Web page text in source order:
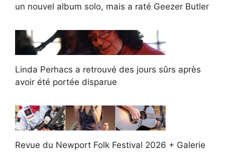
un nouvel album solo, mais a raté Geezer Butler
Linda Perhacs a retrouvé des jours sûrs après
avoir été portée disparue
Revue du Newport Folk Festival 2026 + Galerie